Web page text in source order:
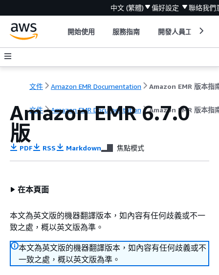
中文 (繁體) 偏好設定 聯絡我們
開始使用 服務指南 開發人員工具
文件 Amazon EMR Documentation Amazon EMR 版本指
文件 Amazon EMR Documentation Amazon EMR 版本指
Amazon EMR 6.7.0
版
PDF RSS Markdown 焦點模式
在本頁面
本文為英文版的機器翻譯版本，如內容有任何歧義或不一
致之處，概以英文版為準。
本文為英文版的機器翻譯版本，如內容有任何歧義或不
一致之處，概以英文版為準。